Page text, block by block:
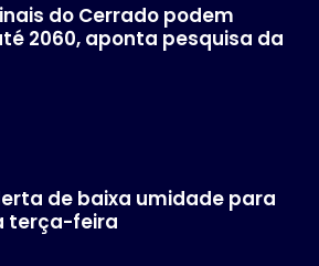
do Cerrado podem
2060, aponta pesquisa da
de baixa umidade para
terça-feira